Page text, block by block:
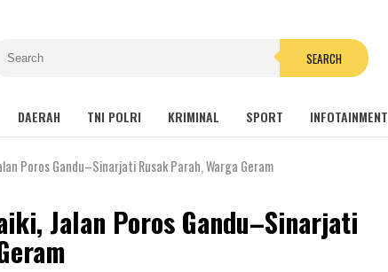
SEARCH
DAERAH TNI POLRI KRIMINAL SPORT INFOTAINMENT
Poros Gandu–Sinarjati Rusak Parah, Warga Geram
Jalan Poros Gandu–Sinarjati